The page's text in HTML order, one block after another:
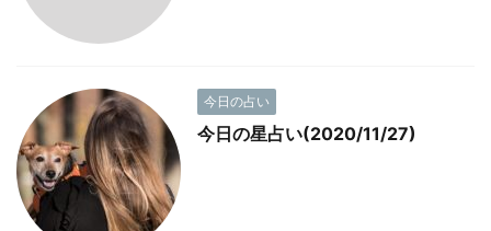
今日の占い
今日の星占い(2020/11/27)